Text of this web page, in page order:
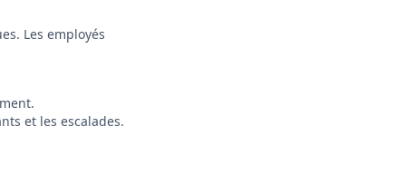
Les employés
et les escalades.